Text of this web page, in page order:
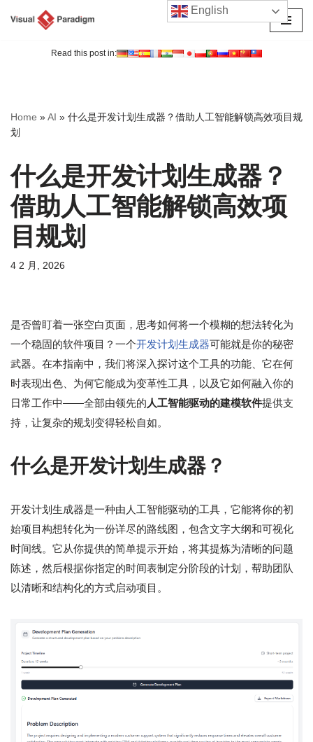
Read this post in:
Home »AI » 什么是开发计划生成器？借助人工智能解锁高效项目规
划
什么是开发计划生成器？
借助人工智能解锁高效项
目规划
4 2 月, 2026
是否曾盯着一张空白页面，思考如何将一个模糊的想法转化为
一个稳固的软件项目？一个开发计划生成器可能就是你的秘密
武器。在本指南中，我们将深入探讨这个工具的功能、它在何
时表现出色、为何它能成为变革性工具，以及它如何融入你的
日常工作中——全部由领先的 人工智能驱动的建模软件提供支
持，让复杂的规划变得轻松自如。
什么是开发计划生成器？
开发计划生成器是一种由人工智能驱动的工具，它能将你的初
始项目构想转化为一份详尽的路线图，包含文字大纲和可视化
时间线。它从你提供的简单提示开始，将其提炼为清晰的问题
陈述，然后根据你指定的时间表制定分阶段的计划，帮助团队
以清晰和结构化的方式启动项目。
English